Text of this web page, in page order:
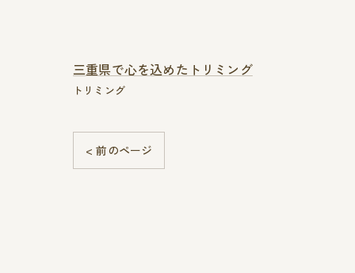
三重県で心を込めたトリミング
トリミング
< 前のページ